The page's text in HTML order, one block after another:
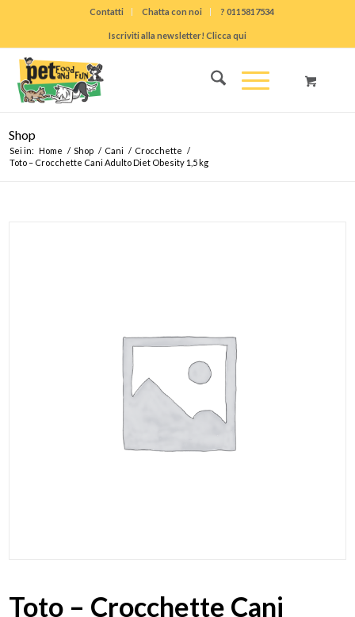
Contatti Chatta con noi ? 0115817534
Iscriviti alla newsletter! Clicca qui
Shop
Sei in: Home / Shop / Cani / Crocchette /
Toto – Crocchette Cani Adulto Diet Obesity 1,5 kg
Toto – Crocchette Cani